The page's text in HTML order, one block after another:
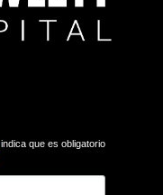
indica que es obligatorio